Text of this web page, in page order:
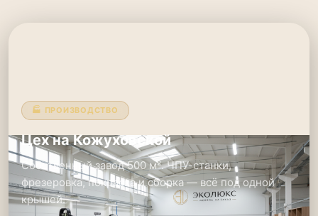
🏭 ПРОИЗВОДСТВО
Цех на Кожуховской
Собственный завод 500 м². ЧПУ-станки,
фрезеровка, покраска и сборка — всё под одной
крышей.